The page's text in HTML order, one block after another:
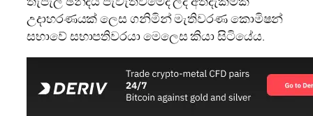
උදාහරණයක් ලෙස ගනිමින් මැතිවරණ කොමිෂන්
සභාවේ සභාපතිවරයා මෙලෙස කියා සිටියේය.